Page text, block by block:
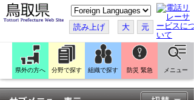
こ
の
ペ
ー
ジ
翻
訳
す
る
読み上げ 大 元
県外の方へ 分野で探す 組織で探す 防災 緊急 メニュー